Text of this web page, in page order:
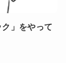
」をやって